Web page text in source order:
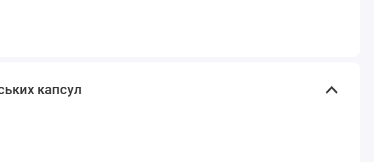
(рослинний
капсул